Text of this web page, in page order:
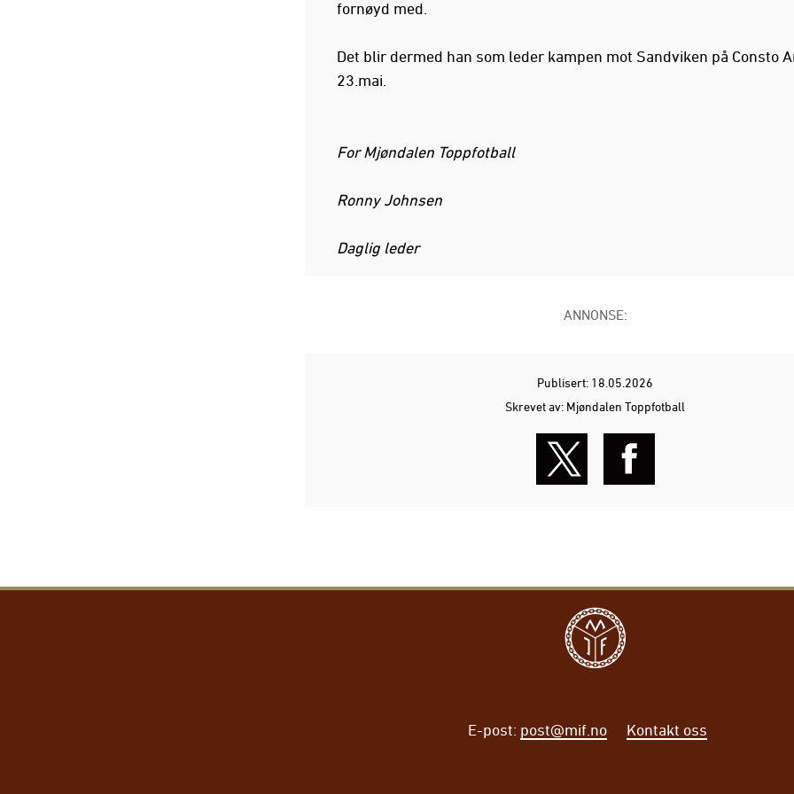
fornøyd med.
Det blir dermed han som leder kampen mot Sandviken på Consto
23.mai.
For Mjøndalen Toppfotball
Ronny Johnsen
Daglig leder
ANNONSE:
Publisert: 18.05.2026
Skrevet av: Mjøndalen Toppfotball
E-post: post@mif.no Kontakt oss